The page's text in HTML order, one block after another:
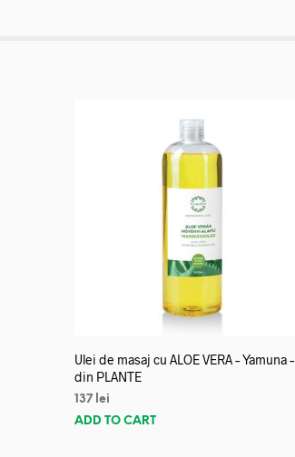
Ulei de masaj cu ALOE VERA – Yamuna –
din PLANTE
137 lei
ADD TO CART